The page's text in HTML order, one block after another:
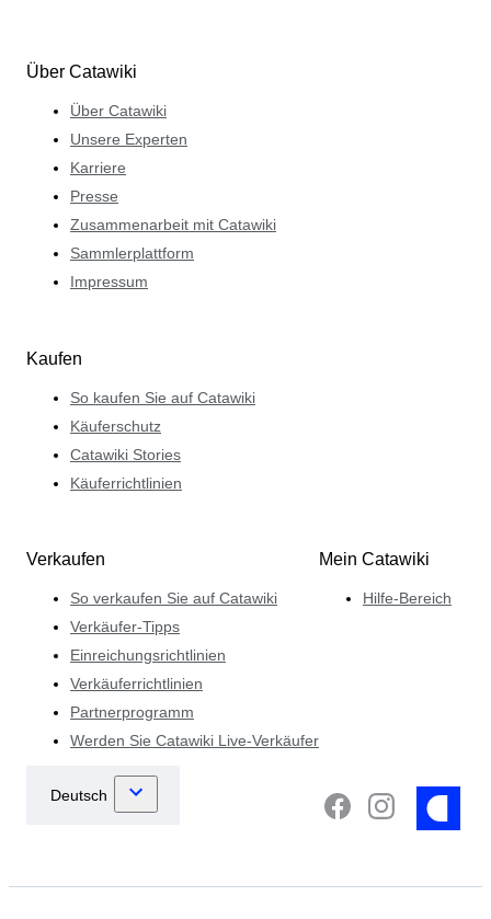
Über Catawiki
Über Catawiki
Unsere Experten
Karriere
Presse
Zusammenarbeit mit Catawiki
Sammlerplattform
Impressum
Kaufen
So kaufen Sie auf Catawiki
Käuferschutz
Catawiki Stories
Käuferrichtlinien
Verkaufen
So verkaufen Sie auf Catawiki
Verkäufer-Tipps
Einreichungsrichtlinien
Verkäuferrichtlinien
Partnerprogramm
Werden Sie Catawiki Live-Verkäufer
Mein Catawiki
Hilfe-Bereich